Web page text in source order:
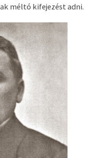
méltó kifejezést adni.